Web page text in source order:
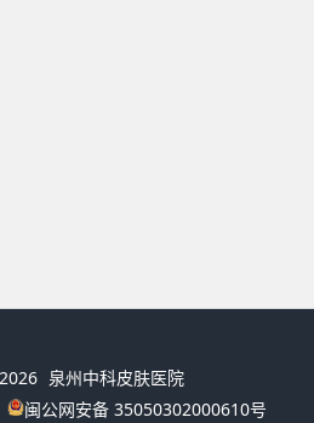
泉州中科皮肤医院
闽公网安备 35050302000610号